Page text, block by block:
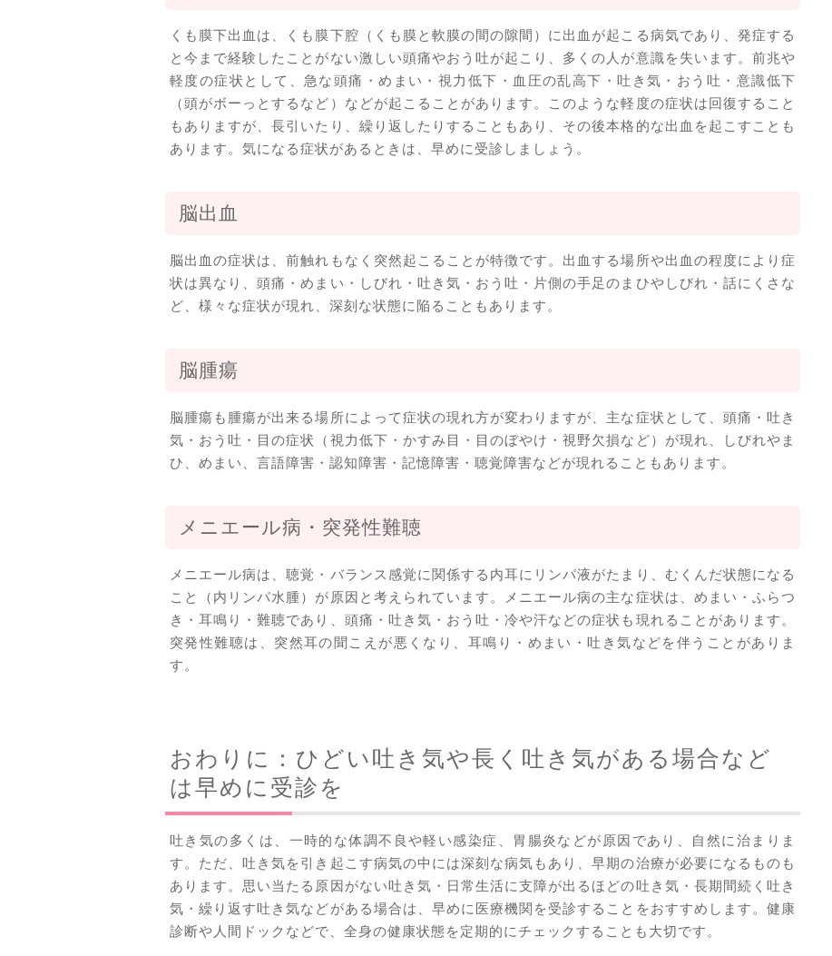
くも膜下出血は、くも膜下腔（くも膜と軟膜の間の隙間）に出血が起こる病気であり、発症する
と今まで経験したことがない激しい頭痛やおう吐が起こり、多くの人が意識を失います。前兆や
軽度の症状として、急な頭痛・めまい・視力低下・血圧の乱高下・吐き気・おう吐・意識低下
（頭がボーっとするなど）などが起こることがあります。このような軽度の症状は回復すること
もありますが、長引いたり、繰り返したりすることもあり、その後本格的な出血を起こすことも
あります。気になる症状があるときは、早めに受診しましょう。
脳出血
脳出血の症状は、前触れもなく突然起こることが特徴です。出血する場所や出血の程度により症
状は異なり、頭痛・めまい・しびれ・吐き気・おう吐・片側の手足のまひやしびれ・話にくさな
ど、様々な症状が現れ、深刻な状態に陥ることもあります。
脳腫瘍
脳腫瘍も腫瘍が出来る場所によって症状の現れ方が変わりますが、主な症状として、頭痛・吐き
気・おう吐・目の症状（視力低下・かすみ目・目のぼやけ・視野欠損など）が現れ、しびれやま
ひ、めまい、言語障害・認知障害・記憶障害・聴覚障害などが現れることもあります。
メニエール病・突発性難聴
メニエール病は、聴覚・バランス感覚に関係する内耳にリンパ液がたまり、むくんだ状態になる
こと（内リンパ水腫）が原因と考えられています。メニエール病の主な症状は、めまい・ふらつ
き・耳鳴り・難聴であり、頭痛・吐き気・おう吐・冷や汗などの症状も現れることがあります。
突発性難聴は、突然耳の聞こえが悪くなり、耳鳴り・めまい・吐き気などを伴うことがありま
す。
おわりに：ひどい吐き気や長く吐き気がある場合など
は早めに受診を
吐き気の多くは、一時的な体調不良や軽い感染症、胃腸炎などが原因であり、自然に治まりま
す。ただ、吐き気を引き起こす病気の中には深刻な病気もあり、早期の治療が必要になるものも
あります。思い当たる原因がない吐き気・日常生活に支障が出るほどの吐き気・長期間続く吐き
気・繰り返す吐き気などがある場合は、早めに医療機関を受診することをおすすめします。健康
診断や人間ドックなどで、全身の健康状態を定期的にチェックすることも大切です。